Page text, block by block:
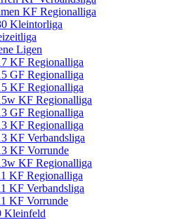
KF Regionalliga
Kleintorliga
Ligen
KF Regionalliga
GF Regionalliga
KF Regionalliga
KF Regionalliga
GF Regionalliga
KF Regionalliga
KF Verbandsliga
KF Vorrunde
KF Regionalliga
KF Regionalliga
KF Verbandsliga
KF Vorrunde
Kleinfeld